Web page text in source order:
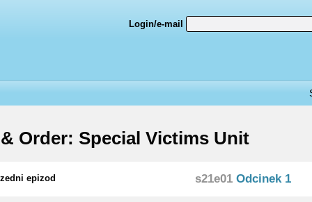
Login/e-mail
Order: Special Victims Unit
epizod s21e01 Odcinek 1